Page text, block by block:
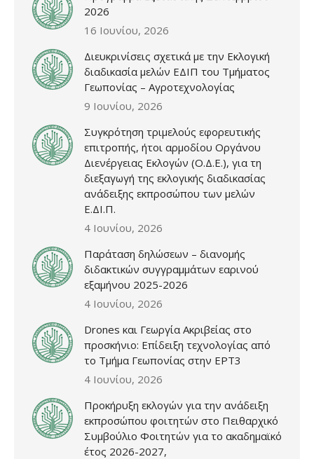
2026
16 Ιουνίου, 2026
Διευκρινίσεις σχετικά με την Εκλογική
διαδικασία μελών ΕΔΙΠ του Τμήματος
Γεωπονίας – Αγροτεχνολογίας
9 Ιουνίου, 2026
Συγκρότηση τριμελούς εφορευτικής
επιτροπής, ήτοι αρμοδίου Οργάνου
Διενέργειας Εκλογών (Ο.Δ.Ε.), για τη
διεξαγωγή της εκλογικής διαδικασίας
ανάδειξης εκπροσώπου των μελών
Ε.ΔΙ.Π.
4 Ιουνίου, 2026
Παράταση δηλώσεων – διανομής
διδακτικών συγγραμμάτων εαρινού
εξαμήνου 2025-2026
4 Ιουνίου, 2026
Drones και Γεωργία Ακριβείας στο
προσκήνιο: Επίδειξη τεχνολογίας από
το Τμήμα Γεωπονίας στην ΕΡΤ3
4 Ιουνίου, 2026
Προκήρυξη εκλογών για την ανάδειξη
εκπροσώπου φοιτητών στο Πειθαρχικό
Συμβούλιο Φοιτητών για το ακαδημαϊκό
έτος 2026-2027,